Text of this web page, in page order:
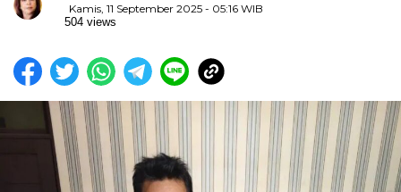
Kamis, 11 September 2025 - 05:16 WIB
504 views